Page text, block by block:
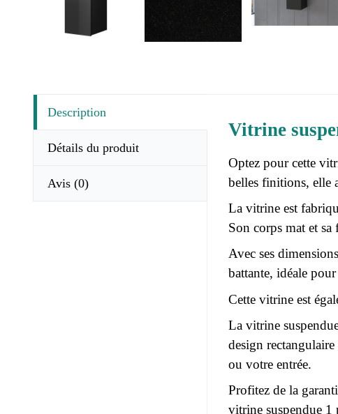
Description
Détails du produit
Avis (0)
Vitrine
Optez pour cette
belles finitions, elle
La vitrine est
Son corps mat et
Avec ses
battante, idéale
Cette vitrine est
La vitrine
design
ou votre entrée.
Profitez de la
vitrine suspendue